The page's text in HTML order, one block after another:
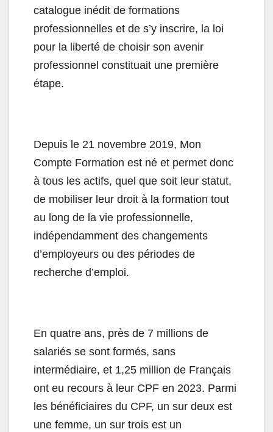
catalogue inédit de formations
professionnelles et de s’y inscrire, la loi
pour la liberté de choisir son avenir
professionnel constituait une première
étape.
Depuis le 21 novembre 2019, Mon
Compte Formation est né et permet donc
à tous les actifs, quel que soit leur statut,
de mobiliser leur droit à la formation tout
au long de la vie professionnelle,
indépendamment des changements
d’employeurs ou des périodes de
recherche d’emploi.
En quatre ans, près de 7 millions de
salariés se sont formés, sans
intermédiaire, et 1,25 million de Français
ont eu recours à leur CPF en 2023. Parmi
les bénéficiaires du CPF, un sur deux est
une femme, un sur trois est un